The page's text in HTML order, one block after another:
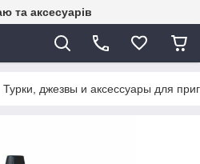
та аксесуарів
Турки, джезвы и аксессуары для